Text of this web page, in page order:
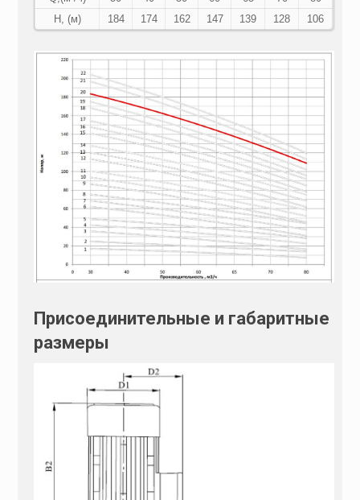
Н, (м)
184 174 162 147 139 128 106
Присоединительные и габаритные
размеры